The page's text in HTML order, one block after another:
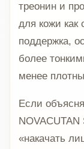
треонин и
для кожи как
поддержка,
более
менее
Если
«накачать